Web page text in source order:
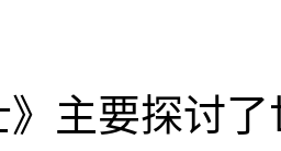
要探讨了